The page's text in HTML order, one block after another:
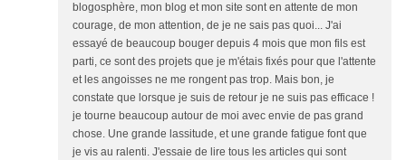
blogosphère, mon blog et mon site sont en attente de mon
courage, de mon attention, de je ne sais pas quoi... J'ai
essayé de beaucoup bouger depuis 4 mois que mon fils est
parti, ce sont des projets que je m'étais fixés pour que l'attente
et les angoisses ne me rongent pas trop. Mais bon, je
constate que lorsque je suis de retour je ne suis pas efficace !
je tourne beaucoup autour de moi avec envie de pas grand
chose. Une grande lassitude, et une grande fatigue font que
je vis au ralenti. J'essaie de lire tous les articles qui sont